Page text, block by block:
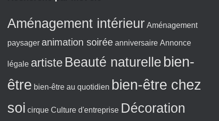
Aménagement intérieur Aménagement
paysager animation soirée anniversaire Annonce
légale artiste Beauté naturelle bien-
être bien-être au quotidien bien-être chez
soi cirque Culture d'entreprise Décoration